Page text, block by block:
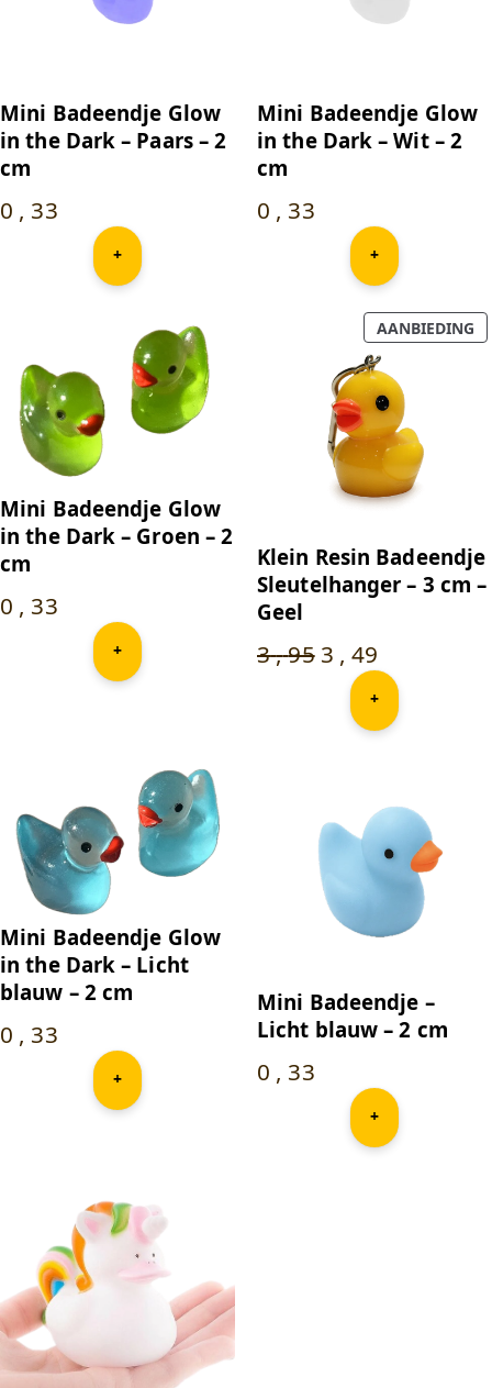
Mini Badeendje Glow
in the Dark – Paars – 2
cm
0 , 33
+
Mini Badeendje Glow
in the Dark – Wit – 2
cm
0 , 33
+
Mini Badeendje Glow
in the Dark – Groen – 2
cm
0 , 33
+
AANBIEDING
IN
Klein Resin Badeendje
Sleutelhanger – 3 cm –
Geel
3,95
prijs
was:
3 , 49
prijs
is:
49.
+
Mini Badeendje Glow
in the Dark – Licht
blauw – 2 cm
0 , 33
+
Mini Badeendje –
Licht blauw – 2 cm
0 , 33
+